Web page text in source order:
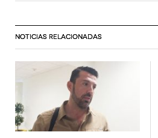
NOTICIAS RELACIONADAS